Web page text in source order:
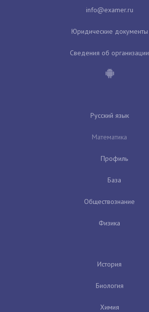
Юридические документы
Сведения об организации
Русский язык
Математика
Профиль
База
Обществознание
Физика
История
Биология
Химия